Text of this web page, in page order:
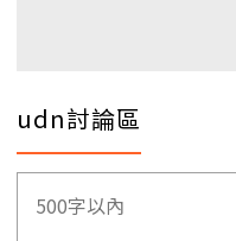
udn討論區